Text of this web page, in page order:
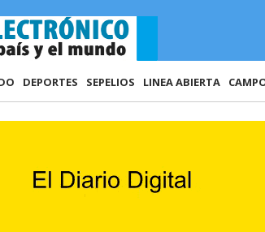
DEPORTES SEPELIOS LINEA ABIERTA